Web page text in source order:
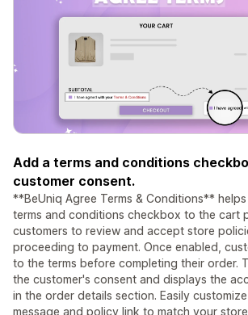
Add a terms and conditions
customer consent.
**BeUniq Agree Terms & Conditions**
terms and conditions checkbox to the cart
customers to review and accept store
proceeding to payment. Once enabled,
to the terms before completing their order.
the customer's consent and displays the
in the order details section. Easily
message and policy link to match your